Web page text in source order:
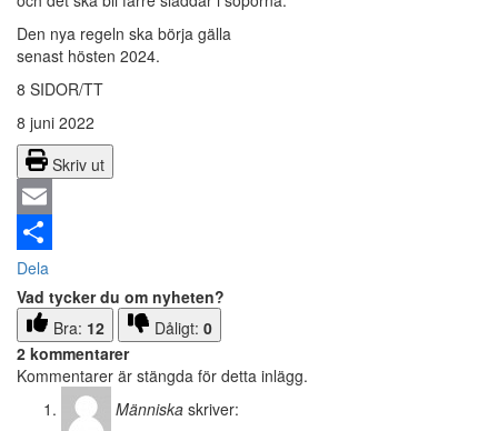
Den nya regeln ska börja gälla
senast hösten 2024.
8 SIDOR/TT
8 juni 2022
Skriv ut
Email
Dela
Vad tycker du om nyheten?
Bra: 12 Dåligt: 0
2 kommentarer
Kommentarer är stängda för detta inlägg.
Människa skriver: